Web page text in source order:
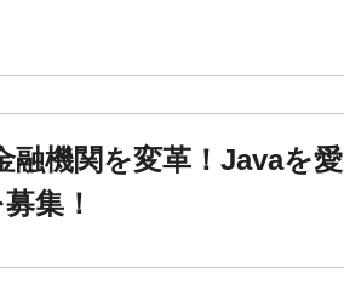
融機関を変革！Javaを愛
集！